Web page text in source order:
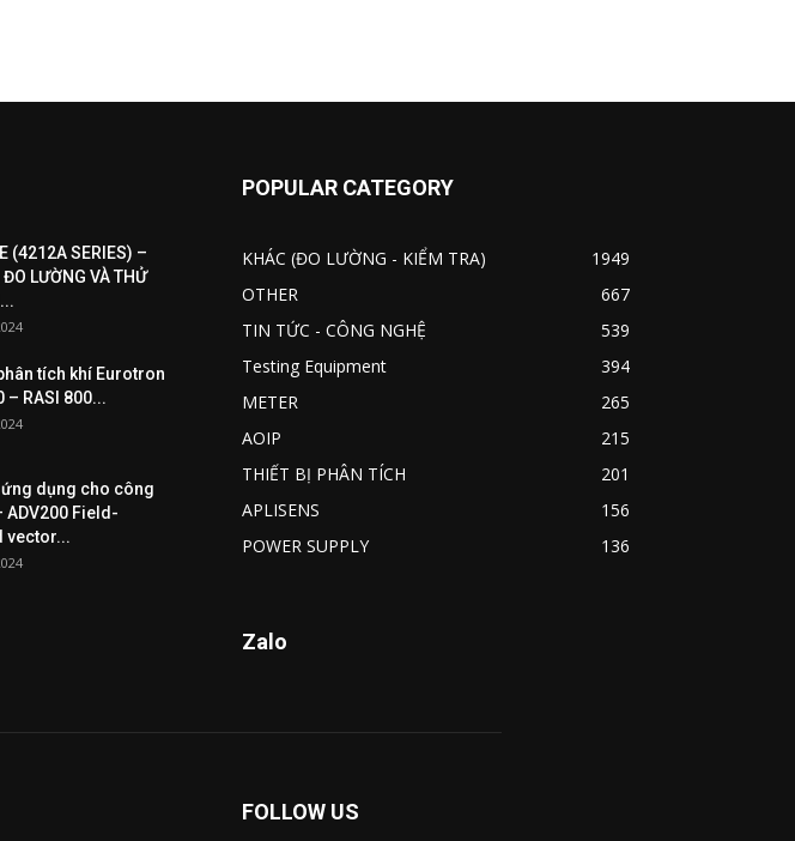
(4212A SERIES) –
LƯỜNG VÀ THỬ
tích khí Eurotron
– RASI 800...
ứng dụng cho công
ADV200 Field-
vector...
POPULAR CATEGORY
KHÁC (ĐO LƯỜNG - KIỂM TRA)
1949
OTHER
667
TIN TỨC - CÔNG NGHỆ
539
Testing Equipment
394
METER
265
AOIP
215
THIẾT BỊ PHÂN TÍCH
201
APLISENS
156
POWER SUPPLY
136
Zalo
FOLLOW US